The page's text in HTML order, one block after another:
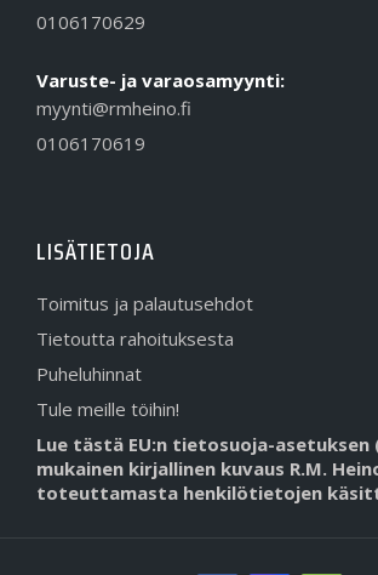
0106170629
Varuste- ja varaosamyynti:
myynti@rmheino.fi
0106170619
LISÄTIETOJA
Toimitus ja palautusehdot
Tietoutta rahoituksesta
Puheluhinnat
Tule meille töihin!
Lue tästä EU:n tietosuoja-asetuksen
mukainen kirjallinen kuvaus R.M.
toteuttamasta henkilötietojen